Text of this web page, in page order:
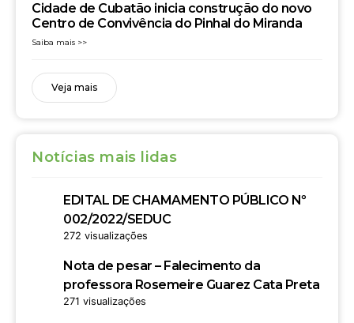
Cidade de Cubatão inicia construção do novo
Centro de Convivência do Pinhal do Miranda
Saiba mais >>
Veja mais
Notícias mais lidas
EDITAL DE CHAMAMENTO PÚBLICO Nº
002/2022/SEDUC
272 visualizações
Nota de pesar – Falecimento da
professora Rosemeire Guarez Cata Preta
271 visualizações